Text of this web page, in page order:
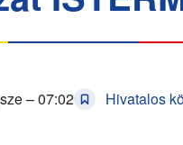
– 07:02 Hivatalos